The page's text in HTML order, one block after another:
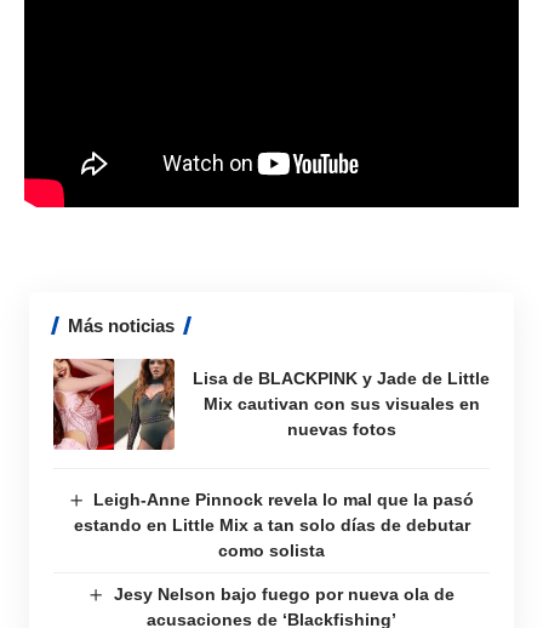
Más noticias
Lisa de BLACKPINK y Jade de Little
Mix cautivan con sus visuales en
nuevas fotos
Leigh-Anne Pinnock revela lo mal que la pasó
estando en Little Mix a tan solo días de debutar
como solista
Jesy Nelson bajo fuego por nueva ola de
acusaciones de ‘Blackfishing’